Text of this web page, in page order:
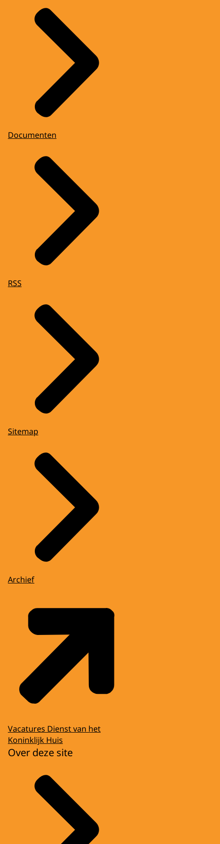
Documenten
RSS
Sitemap
Archief
Vacatures Dienst van het
Koninklijk Huis
Over deze site